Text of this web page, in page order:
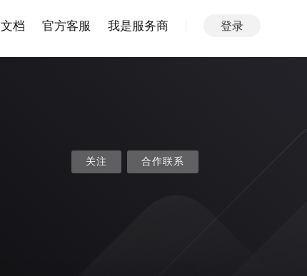
文档 官方客服 我是服务商 登录
关注 合作联系